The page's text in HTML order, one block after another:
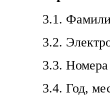
3.1.
3.2.
3.3.
3.4. Год,